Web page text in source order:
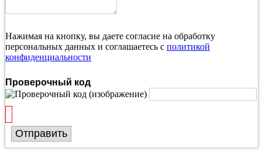
Нажимая на кнопку, вы даете согласие на обработку
персональных данных и соглашаетесь с политикой
конфиденциальности
Проверочный код
Отправить